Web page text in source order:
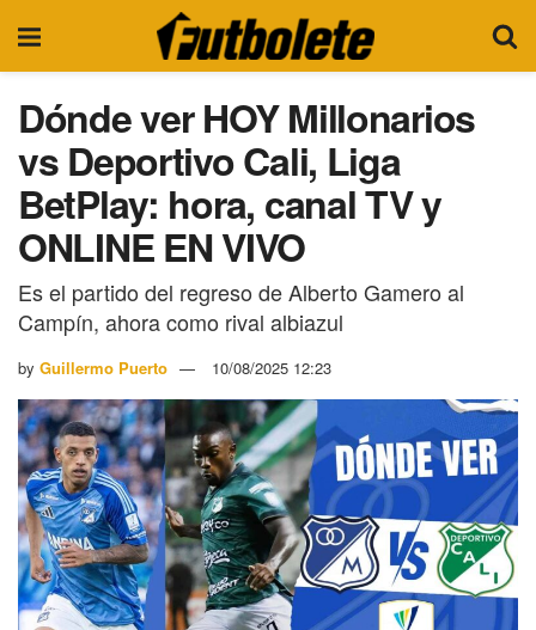
Dónde ver HOY Millonarios
vs Deportivo Cali, Liga
BetPlay: hora, canal TV y
ONLINE EN VIVO
Es el partido del regreso de Alberto Gamero al
Campín, ahora como rival albiazul
by Guillermo Puerto 10/08/2025 12:23